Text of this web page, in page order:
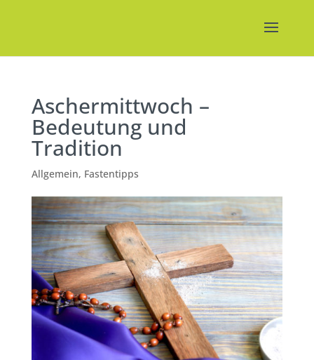
Aschermittwoch –
Bedeutung und
Tradition
Allgemein, Fastentipps